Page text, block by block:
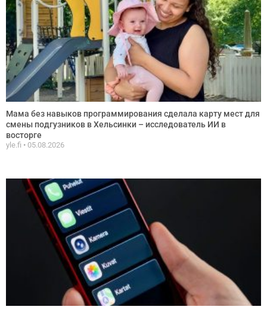
Мама без навыков программирования сделала карту мест для
смены подгузников в Хельсинки – исследователь ИИ в
восторге
yle.fi 05.08.2026